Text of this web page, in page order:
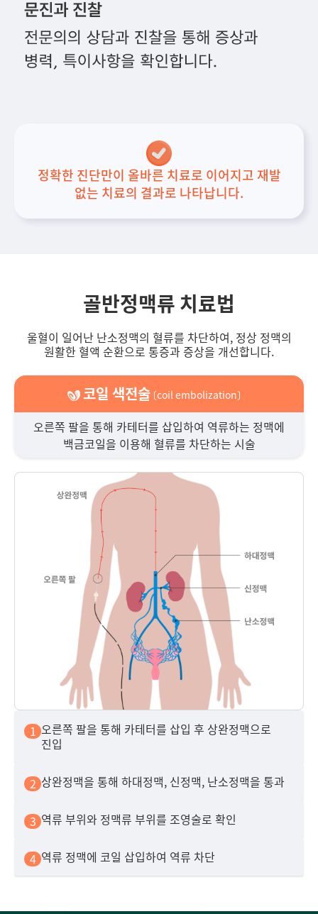
정확한 진단만이 올바른 치료로 이어지고 재발
없는 치료의 결과로 나타납니다.
골반정맥류 치료법
울혈이 일어난 난소정맥의 혈류를 차단하여, 정상 정맥의
원활한 혈액 순환으로 통증과 증상을 개선합니다.
코일 색전술〔coil embolization〕
오른쪽 팔을 통해 카테터를 삽입하여 역류하는 정맥에
백금코일을 이용해 혈류를 차단하는 시술
1 오른쪽 팔을 통해 카테터를 삽입 후 상완정맥으로
진입
2 상완정맥을 통해 하대정맥, 신정맥, 난소정맥을 통과
3 역류 부위와 정맥류 부위를 조영술로 확인
4 역류 정맥에 코일 삽입하여 역류 차단